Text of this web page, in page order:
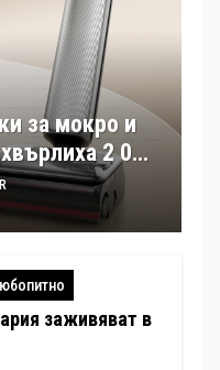
за мокро и
2 000
мащаб
заживяват в